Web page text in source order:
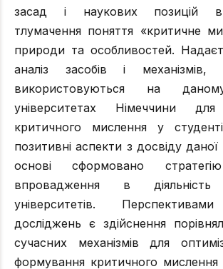
засад і наукових позицій
тлумачення поняття «критичне
природи та особливостей.
аналіз засобів і
використовуються на
університетах Німеччини
критичного мислення у
позитивні аспекти з досвіду
основі сформовано
впровадження в діяльність
університетів.
досліджень є здійснення
сучасних механізмів для
формування критичного мислення